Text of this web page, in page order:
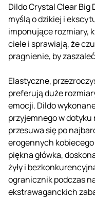
Dildo Crystal Clear Big
myślą o dzikiej i
imponujące rozmiary,
ciele i sprawiają, że
pragnienie, by
Elastyczne,
preferują duże
emocji. Dildo
przyjemnego w
przesuwa się po
erogennych
piękna główka,
żyły i
ogranicznik podczas
ekstrawaganckich